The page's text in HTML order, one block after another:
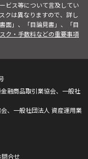
ビス等について言及してい
クは異なりますので、詳し
面」、「目論見書」、「目
ク・手数料などの重要事項
融商品取引業協会、一般社
、一般社団法人 資産運用業
問合せ